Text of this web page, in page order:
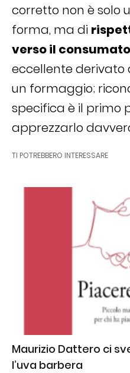
corretto non è solo
forma, ma di
verso il
eccellente derivato
un formaggio;
specifica è il primo
apprezzarlo
TI POTREBBERO INTERESSARE
Maurizio Dattero ci
l’uva barbera